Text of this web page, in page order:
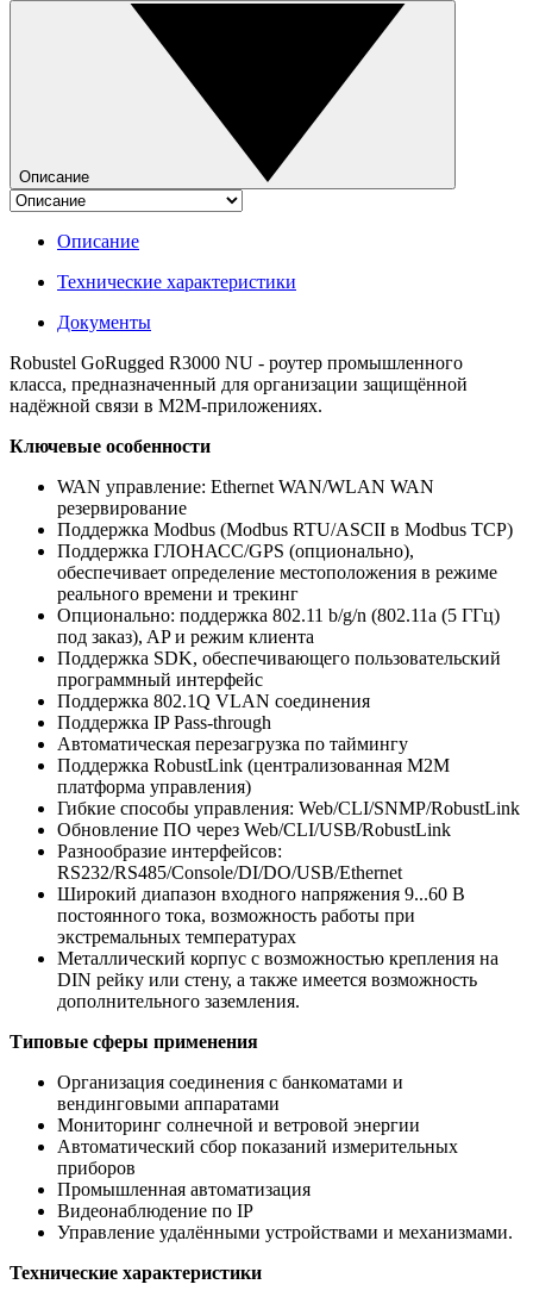
Описание
Описание
Технические характеристики
Документы
Robustel GoRugged R3000 NU - роутер промышленного
класса, предназначенный для организации защищённой
надёжной связи в M2M-приложениях.
Ключевые особенности
WAN управление: Ethernet WAN/WLAN WAN
резервирование
Поддержка Modbus (Modbus RTU/ASCII в Modbus TCP)
Поддержка ГЛОНАСС/GPS (опционально),
обеспечивает определение местоположения в режиме
реального времени и трекинг
Опционально: поддержка 802.11 b/g/n (802.11a (5 ГГц)
под заказ), AP и режим клиента
Поддержка SDK, обеспечивающего пользовательский
программный интерфейс
Поддержка 802.1Q VLAN соединения
Поддержка IP Pass-through
Автоматическая перезагрузка по таймингу
Поддержка RobustLink (централизованная М2М
платформа управления)
Гибкие способы управления: Web/CLI/SNMP/RobustLink
Обновление ПО через Web/CLI/USB/RobustLink
Разнообразие интерфейсов:
RS232/RS485/Console/DI/DO/USB/Ethernet
Широкий диапазон входного напряжения 9...60 В
постоянного тока, возможность работы при
экстремальных температурах
Металлический корпус с возможностью крепления на
DIN рейку или стену, а также имеется возможность
дополнительного заземления.
Типовые сферы применения
Организация соединения с банкоматами и
вендинговыми аппаратами
Мониторинг солнечной и ветровой энергии
Автоматический сбор показаний измерительных
приборов
Промышленная автоматизация
Видеонаблюдение по IP
Управление удалёнными устройствами и механизмами.
Технические характеристики